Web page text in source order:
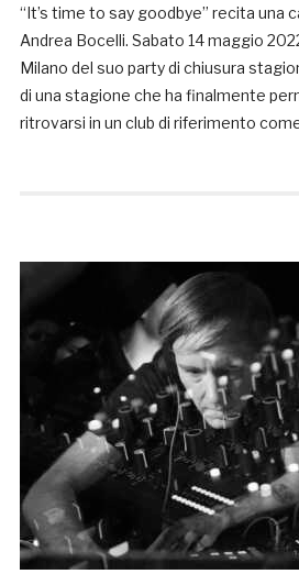
“It’s time to say goodbye” recita una
Andrea Bocelli. Sabato 14 maggio
Milano del suo party di chiusura
di una stagione che ha finalmente
ritrovarsi in un club di riferimento